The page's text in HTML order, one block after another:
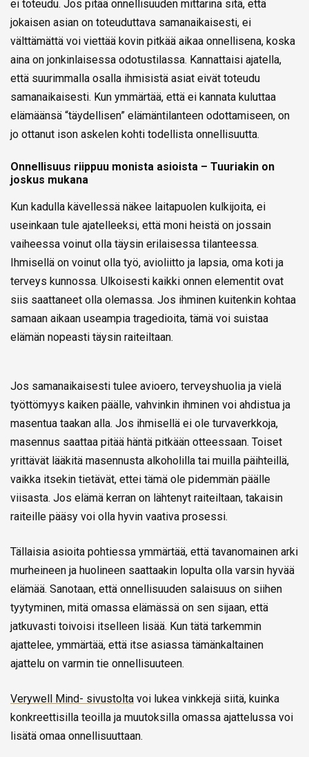
ei toteudu. Jos pitää onnellisuuden mittarina sitä, että
jokaisen asian on toteuduttava samanaikaisesti, ei
välttämättä voi viettää kovin pitkää aikaa onnellisena, koska
aina on jonkinlaisessa odotustilassa. Kannattaisi ajatella,
että suurimmalla osalla ihmisistä asiat eivät toteudu
samanaikaisesti. Kun ymmärtää, että ei kannata kuluttaa
elämäänsä “täydellisen” elämäntilanteen odottamiseen, on
jo ottanut ison askelen kohti todellista onnellisuutta.
Onnellisuus riippuu monista asioista – Tuuriakin on
joskus mukana
Kun kadulla kävellessä näkee laitapuolen kulkijoita, ei
useinkaan tule ajatelleeksi, että moni heistä on jossain
vaiheessa voinut olla täysin erilaisessa tilanteessa.
Ihmisellä on voinut olla työ, avioliitto ja lapsia, oma koti ja
terveys kunnossa. Ulkoisesti kaikki onnen elementit ovat
siis saattaneet olla olemassa. Jos ihminen kuitenkin kohtaa
samaan aikaan useampia tragedioita, tämä voi suistaa
elämän nopeasti täysin raiteiltaan.
Jos samanaikaisesti tulee avioero, terveyshuolia ja vielä
työttömyys kaiken päälle, vahvinkin ihminen voi ahdistua ja
masentua taakan alla. Jos ihmisellä ei ole turvaverkkoja,
masennus saattaa pitää häntä pitkään otteessaan. Toiset
yrittävät lääkitä masennusta alkoholilla tai muilla päihteillä,
vaikka itsekin tietävät, ettei tämä ole pidemmän päälle
viisasta. Jos elämä kerran on lähtenyt raiteiltaan, takaisin
raiteille pääsy voi olla hyvin vaativa prosessi.
Tällaisia asioita pohtiessa ymmärtää, että tavanomainen arki
murheineen ja huolineen saattaakin lopulta olla varsin hyvää
elämää. Sanotaan, että onnellisuuden salaisuus on siihen
tyytyminen, mitä omassa elämässä on sen sijaan, että
jatkuvasti toivoisi itselleen lisää. Kun tätä tarkemmin
ajattelee, ymmärtää, että itse asiassa tämänkaltainen
ajattelu on varmin tie onnellisuuteen.
Verywell Mind- sivustolta voi lukea vinkkejä siitä, kuinka
konkreettisilla teoilla ja muutoksilla omassa ajattelussa voi
lisätä omaa onnellisuuttaan.